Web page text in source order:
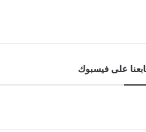
على فيسبوك